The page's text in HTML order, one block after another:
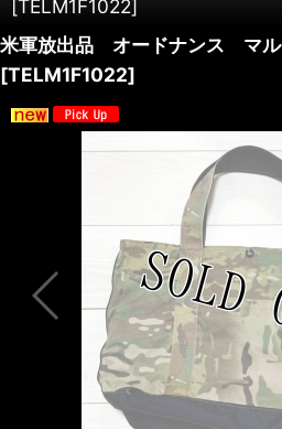
[TELM1F1022]
米軍放出品 オードナンス マル
[TELM1F1022]